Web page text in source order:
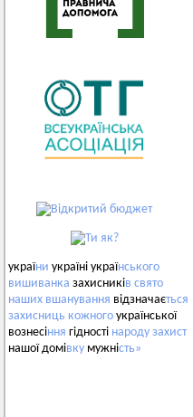
україни україні українського
вишиванка захисників свято
наших вшанування відзначається
захисниць кожного української
вознесіння гідності народу захист
нашої домівку мужність»